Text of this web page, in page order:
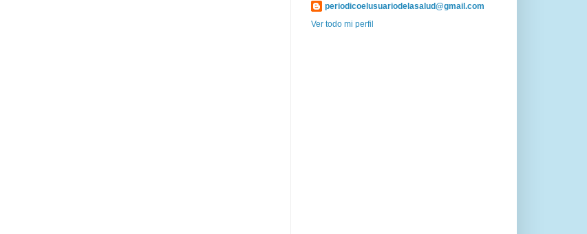
periodicoelusuariodelasalud@gmail.com
Ver todo mi perfil